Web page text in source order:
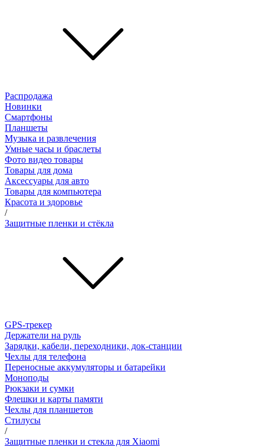
Распродажа
Новинки
Смартфоны
Планшеты
Музыка и развлечения
Умные часы и браслеты
Фото видео товары
Товары для дома
Аксессуары для авто
Товары для компьютера
Красота и здоровье
/
Защитные пленки и стёкла
GPS-трекер
Держатели на руль
Зарядки, кабели, переходники, док-станции
Чехлы для телефона
Переносные аккумуляторы и батарейки
Моноподы
Рюкзаки и сумки
Флешки и карты памяти
Чехлы для планшетов
Стилусы
/
Защитные пленки и стекла для Xiaomi